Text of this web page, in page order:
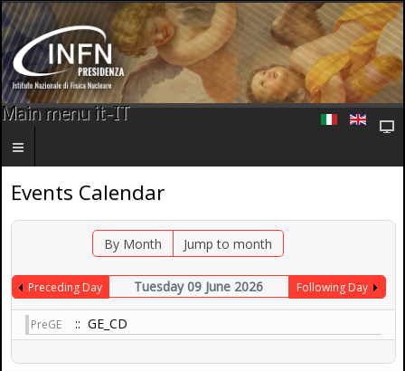
Main menu it-IT
Events Calendar
By Month Jump to month
Preceding Day Tuesday 09 June 2026 Following Day
PreGE :: GE_CD